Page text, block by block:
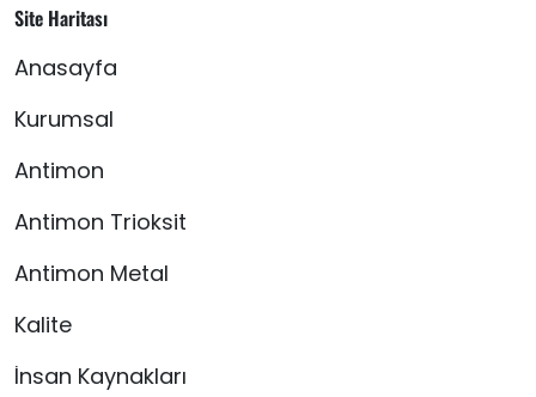
Site Haritası
Anasayfa
Kurumsal
Antimon
Antimon Trioksit
Antimon Metal
Kalite
İnsan Kaynakları